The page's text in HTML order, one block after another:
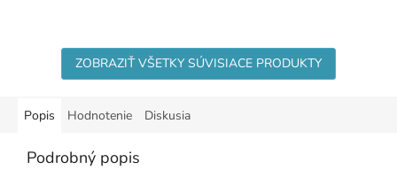
ZOBRAZIŤ VŠETKY SÚVISIACE PRODUKTY
Popis Hodnotenie Diskusia
Podrobný popis